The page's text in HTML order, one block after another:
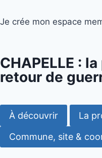
Je crée mon espace
CHAPELLE :
retour de
À découvrir La
Commune, site &